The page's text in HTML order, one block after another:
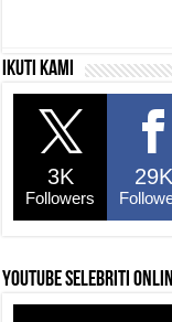
c
e
b
o
o
k
s
p
Ikuti kami
3K
Followers
29K
YouTube selebriti